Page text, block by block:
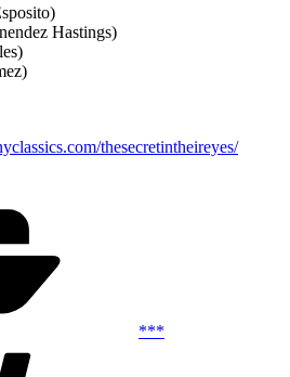
Hastings)
thesecretintheireyes/
***